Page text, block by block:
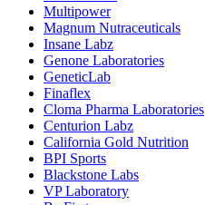
Multipower
Magnum Nutraceuticals
Insane Labz
Genone Laboratories
GeneticLab
Finaflex
Cloma Pharma Laboratories
Centurion Labz
California Gold Nutrition
BPI Sports
Blackstone Labs
VP Laboratory